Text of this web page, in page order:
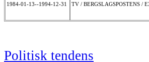
1984-01-13--1994-12-31 TV / BERGSLAGSPOSTENS /
Politisk tendens